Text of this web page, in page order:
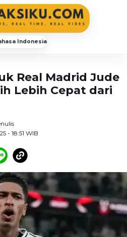
Indonesia
Real Madrid Jude
Lebih Cepat dari
- 18:51 WIB